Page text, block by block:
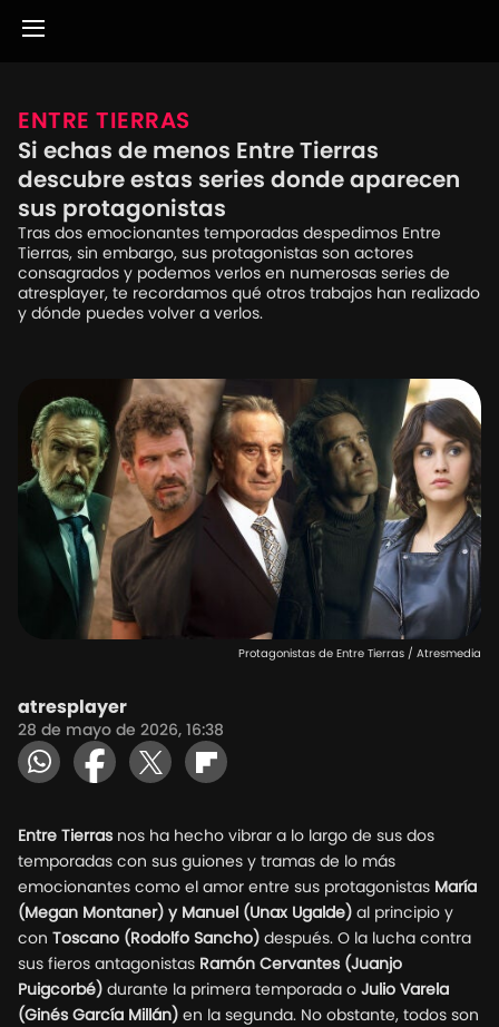
ENTRE TIERRAS
Si echas de menos Entre Tierras
descubre estas series donde aparecen
sus protagonistas
Tras dos emocionantes temporadas despedimos Entre
Tierras, sin embargo, sus protagonistas son actores
consagrados y podemos verlos en numerosas series de
atresplayer, te recordamos qué otros trabajos han realizado
y dónde puedes volver a verlos.
Protagonistas de Entre Tierras / Atresmedia
atresplayer
28 de mayo de 2026, 16:38
Entre Tierras nos ha hecho vibrar a lo largo de sus dos
temporadas con sus guiones y tramas de lo más
emocionantes como el amor entre sus protagonistas María
(Megan Montaner) y Manuel (Unax Ugalde) al principio y
con Toscano (Rodolfo Sancho) después. O la lucha contra
sus fieros antagonistas Ramón Cervantes (Juanjo
Puigcorbé) durante la primera temporada o Julio Varela
(Ginés García Millán) en la segunda. No obstante, todos son